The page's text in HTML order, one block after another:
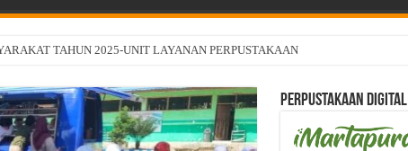
TAHUN 2025-UNIT LAYANAN PERPUSTAKAAN
Perpustakaan Digital